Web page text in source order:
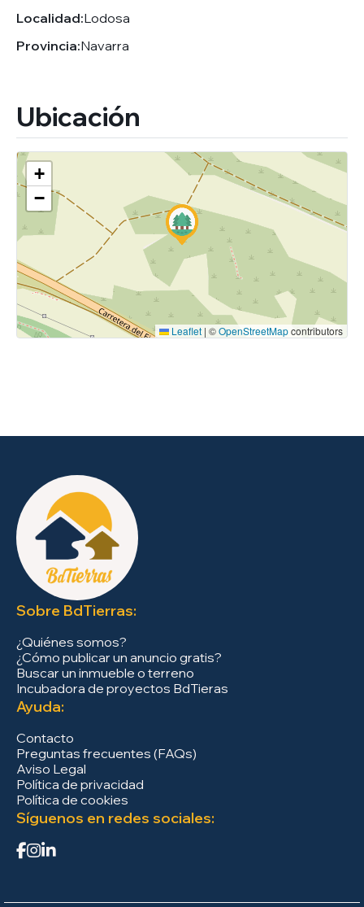
Localidad:Lodosa
Provincia:Navarra
Ubicación
+
−
Leaflet | ©OpenStreetMapcontributors
Sobre BdTierras:
¿Quiénes somos?
¿Cómo publicar un anuncio gratis?
Buscar un inmueble o terreno
Incubadora de proyectos BdTieras
Ayuda:
Contacto
Preguntas frecuentes (FAQs)
Aviso Legal
Política de privacidad
Política de cookies
Síguenos en redes sociales: